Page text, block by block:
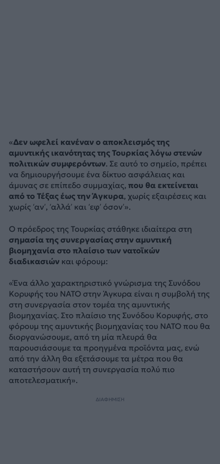
«Δεν ωφελεί κανέναν ο αποκλεισμός της
αμυντικής ικανότητας της Τουρκίας λόγω στενών
πολιτικών συμφερόντων. Σε αυτό το σημείο, πρέπει
να δημιουργήσουμε ένα δίκτυο ασφάλειας και
άμυνας σε επίπεδο συμμαχίας, που θα εκτείνεται
από το Τέξας έως την Άγκυρα, χωρίς εξαιρέσεις και
χωρίς ‘αν’, ‘αλλά’ και ‘εφ’ όσον’».
Ο πρόεδρος της Τουρκίας στάθηκε ιδιαίτερα στη
σημασία της συνεργασίας στην αμυντική
βιομηχανία στο πλαίσιο των νατοϊκών
διαδικασιώνκαι φόρουμ:
«Ένα άλλο χαρακτηριστικό γνώρισμα της Συνόδου
Κορυφής του ΝΑΤΟ στην Άγκυρα είναι η συμβολή της
στη συνεργασία στον τομέα της αμυντικής
βιομηχανίας. Στο πλαίσιο της Συνόδου Κορυφής, στο
φόρουμ της αμυντικής βιομηχανίας του ΝΑΤΟ που θα
διοργανώσουμε, από τη μία πλευρά θα
παρουσιάσουμε τα προηγμένα προϊόντα μας, ενώ
από την άλλη θα εξετάσουμε τα μέτρα που θα
καταστήσουν αυτή τη συνεργασία πολύ πιο
αποτελεσματική».
ΔΙΑΦΗΜΙΣΗ